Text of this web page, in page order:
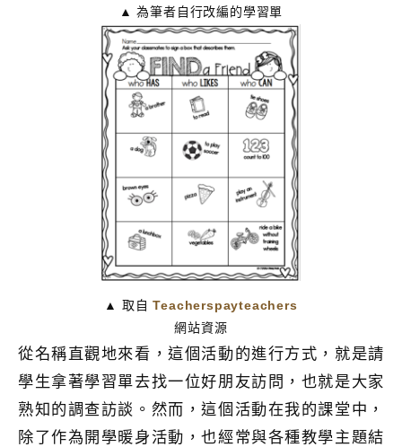
▲ 為筆者自行改編的學習單
▲ 取自Teacherspayteachers
網站資源
從名稱直觀地來看，這個活動的進行方式，就是請
學生拿著學習單去找一位好朋友訪問，也就是大家
熟知的調查訪談。然而，這個活動在我的課堂中，
除了作為開學暖身活動，也經常與各種教學主題結